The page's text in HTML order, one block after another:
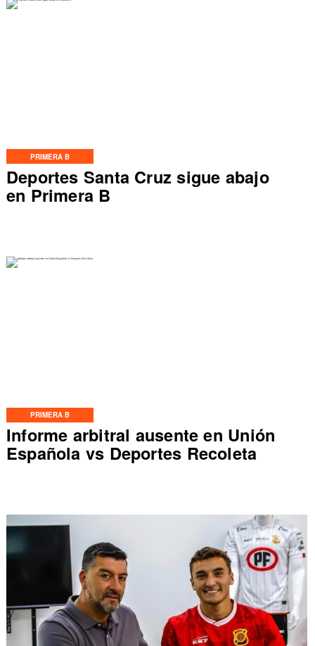
PRIMERA B
Deportes Santa Cruz sigue abajo
en Primera B
PRIMERA B
Informe arbitral ausente en Unión
Española vs Deportes Recoleta